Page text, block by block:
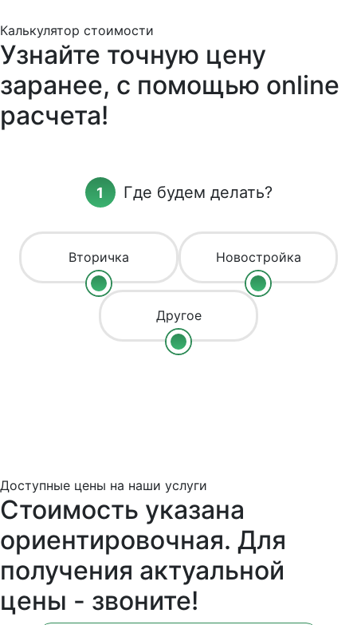
Калькулятор стоимости
Узнайте точную цену
заранее, с помощью online
расчета!
Где будем делать?
Вторичка Новостройка
Другое
Доступные цены на наши услуги
Стоимость указана
ориентировочная. Для
получения актуальной
цены - звоните!